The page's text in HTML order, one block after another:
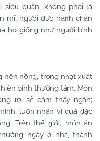
quần, không phải là
mĩ, người đức hạnh chân
họ giống như người bình
nồng, trong nhạt xuất
bình thường tâm. Món
rời sẽ cảm thấy ngán;
luôn nhân vì quá đặc
Trên thế giới, món ăn
ngày ở nhà, thánh